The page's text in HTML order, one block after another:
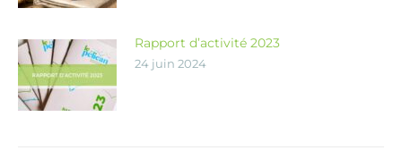
Rapport d’activité 2023
24 juin 2024